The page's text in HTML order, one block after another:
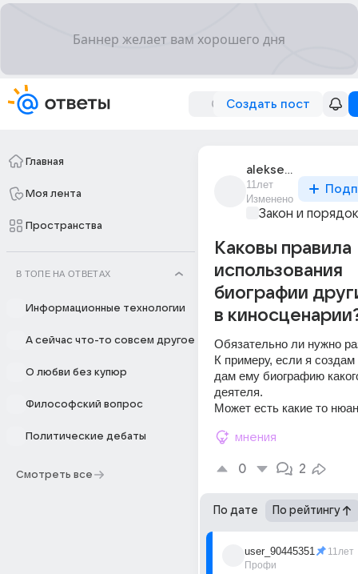
Создать пост
Главная
Моя лента
Пространства
В ТОПЕ НА ОТВЕТАХ
Информационные технологии
А сейчас что-то совсем другое
О любви без купюр
Философский вопрос
Политические дебаты
Смотреть все
aleksei_mukhin_182
11лет
Изменено
Закон и порядок
Каковы правила
использования
биографии
в
Обязательно ли нужно
К примеру, если я
дам ему биографию
деятеля.
Может есть какие то
мнения
0 2
По дате По рейтингу
user_90445351
Профи
11лет